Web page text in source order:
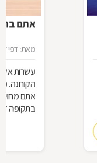
אתם
מאת: דפי
עשרות
הקורונה.
אתם
בתקופה